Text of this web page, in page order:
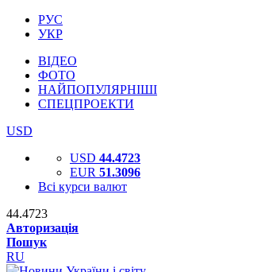
РУС
УКР
ВІДЕО
ФОТО
НАЙПОПУЛЯРНІШІ
СПЕЦПРОЕКТИ
USD
USD 44.4723
EUR 51.3096
Всі курси валют
44.4723
Авторизація
Пошук
RU